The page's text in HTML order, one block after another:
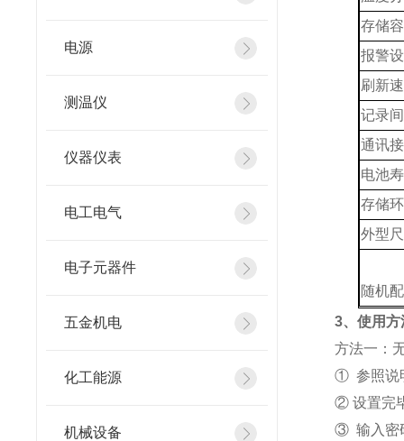
电源
测温仪
仪器仪表
电工电气
电子元器件
五金机电
化工能源
机械设备
存储
报警
刷新
记录
通讯
电池
存储
外型
随机
3、使用方
方法一：
① 参照说
② 设置完
③ 输入密